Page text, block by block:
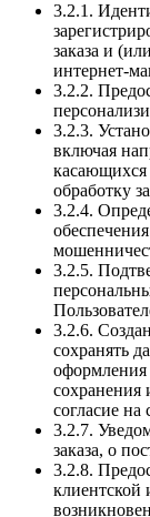
3.2.1.
заказа и
интернет-
3.2.2.
3.2.3.
включая
касающихся
обработку
3.2.4.
3.2.5.
3.2.6.
сохранять
оформления
сохранения
согласие на
3.2.7.
заказа, о
3.2.8.
клиентской